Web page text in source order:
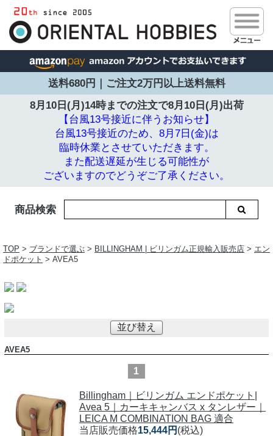
送料680円｜ご注文2万円以上送料無料
8月10日(月)14時までの注文で8月10日(月)出荷
【台風13号接近に伴うお知らせ】
台風13号接近のため、8月7日(金)は
臨時休業とさせていただきます。
また配送遅延が生じる可能性が
ございますのでどうぞご了承ください。
商品検索
TOP > ブランドで選ぶ > BILLINGHAM | ビリンガム正規輸入販売店 > エン
ドポケット > AVEA5
並び替え
AVEA5
1
Billingham｜ビリンガム エンドポケット|
Avea 5｜カーキキャンバス x タンレザー｜
LEICA M COMBINATION BAG 適合
当店販売価格15,444円 (税込)